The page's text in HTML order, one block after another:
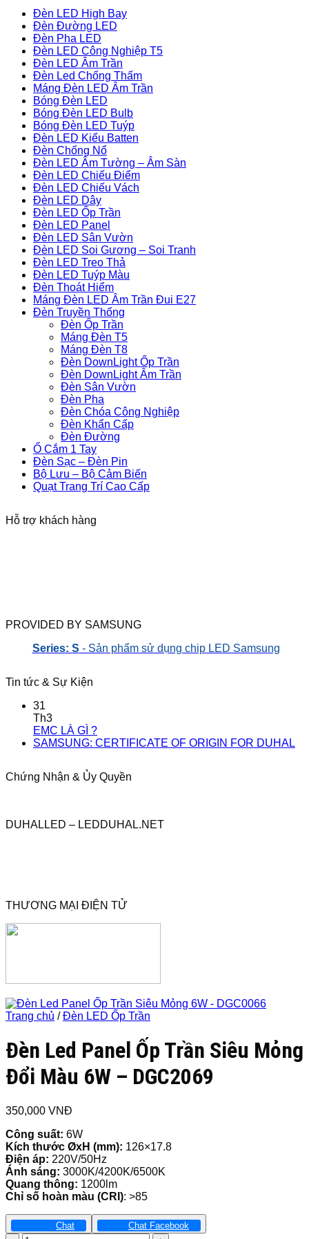
Đèn LED High Bay
Đèn Đường LED
Đèn Pha LED
Đèn LED Công Nghiệp T5
Đèn LED Âm Trần
Đèn Led Chống Thấm
Máng Đèn LED Âm Trần
Bóng Đèn LED
Bóng Đèn LED Bulb
Bóng Đèn LED Tuýp
Đèn LED Kiểu Batten
Đèn Chống Nổ
Đèn LED Âm Tường – Âm Sàn
Đèn LED Chiếu Điểm
Đèn LED Chiếu Vách
Đèn LED Dây
Đèn LED Ốp Trần
Đèn LED Panel
Đèn LED Sân Vườn
Đèn LED Soi Gương – Soi Tranh
Đèn LED Treo Thả
Đèn LED Tuýp Màu
Đèn Thoát Hiểm
Máng Đèn LED Âm Trần Đui E27
Đèn Truyền Thống
Đèn Ốp Trần
Máng Đèn T5
Máng Đèn T8
Đèn DownLight Ốp Trần
Đèn DownLight Âm Trần
Đèn Sân Vườn
Đèn Pha
Đèn Chóa Công Nghiệp
Đèn Khẩn Cấp
Đèn Đường
Ổ Cắm 1 Tay
Đèn Sạc – Đèn Pin
Bộ Lưu – Bộ Cảm Biến
Quạt Trang Trí Cao Cấp
Hỗ trợ khách hàng
PROVIDED BY SAMSUNG
Series: S - Sản phẩm sử dụng chip LED Samsung
Tin tức & Sự Kiện
31
Th3
EMC LÀ GÌ ?
SAMSUNG: CERTIFICATE OF ORIGIN FOR DUHAL
Chứng Nhận & Ủy Quyền
DUHALLED – LEDDUHAL.NET
THƯƠNG MẠI ĐIỆN TỬ
Trang chủ / Đèn LED Ốp Trần
Đèn Led Panel Ốp Trần Siêu Mỏng
Đổi Màu 6W – DGC2069
350,000 VNĐ
Công suất: 6W
Kích thước ØxH (mm): 126×17.8
Điện áp: 220V/50Hz
Ánh sáng: 3000K/4200K/6500K
Quang thông: 1200lm
Chỉ số hoàn màu (CRI): >85
Chat Chat Facebook